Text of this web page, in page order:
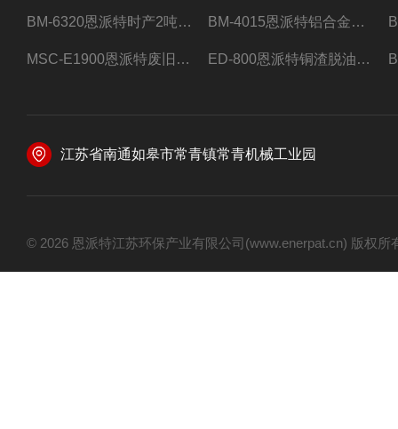
BM-6320恩派特时产2吨合金钢屑压饼机 BM-4015恩派特铝合金屑压饼机 脱油效果好
MSC-E1900恩派特废旧锂电池极片破碎处理设备 ED-800恩派特铜渣脱油机废铜屑铝屑甩油机
江苏省南通如皋市常青镇常青机械工业园
© 2026 恩派特江苏环保产业有限公司(www.enerpat.cn) 版权